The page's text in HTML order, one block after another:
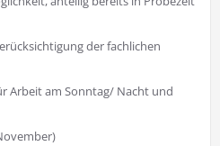
der fachlichen
Arbeit am Sonntag/ Nacht und